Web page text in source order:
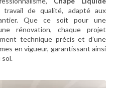
de qualité, adapté aux
Que ce soit pour une
rénovation, chaque projet
technique précis et d’une
en vigueur, garantissant ainsi
sol.